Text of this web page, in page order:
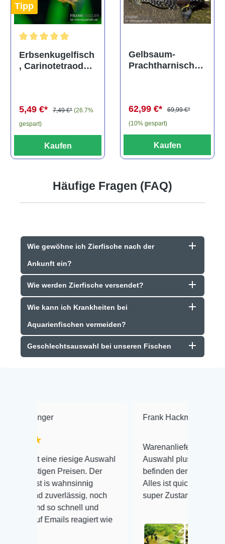
Tipp
Durchschnittliche Bewertung von 5 von 5 Sternen
Erbsenkugelfisch
, Carinotetraodon
5,49 €* 7,49 €* (26.7%
gespart)
Kaufen
Gelbsaum-
Prachtharnischw
62,99 €*
69,99 €*
(10% gespart)
Kaufen
Häufige Fragen (FAQ)
Wie gewöhne ich Zierfische nach der
Ankunft ein?
Wie werden Zierfische versendet?
Wie kann ich Krankheiten bei
Aquarienfischen vermeiden?
Geschlechtsauswahl bei unseren Fischen
riesige Auswahl
Der
noch
und
reagiert wie
Frank Hackmayer ★★★★
Warenanlieferung Top und die
Auswahl plus gesundheitliches
befinden der Fische einwandfrei.
Alles ist quick lebendig und im
super Zustand. Gerne wieder 😃